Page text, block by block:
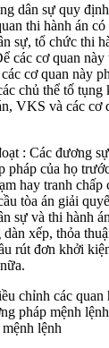
dân sự quy
thi hành án
sự, tổ chức thi
các cơ quan
cơ quan này
chủ thể tố tụng
VKS và các cơ
: Các đương
pháp của họ
hay tranh
tòa án giải
sự và thi hành
xếp, thỏa
rút đơn khởi
chỉnh các quan
pháp mệnh
lệnh